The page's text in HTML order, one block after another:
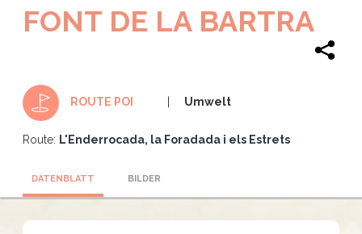
FONT DE LA BARTRA
ROUTE POI Umwelt
Route: L'Enderrocada, la Foradada i els Estrets
DATENBLATT BILDER